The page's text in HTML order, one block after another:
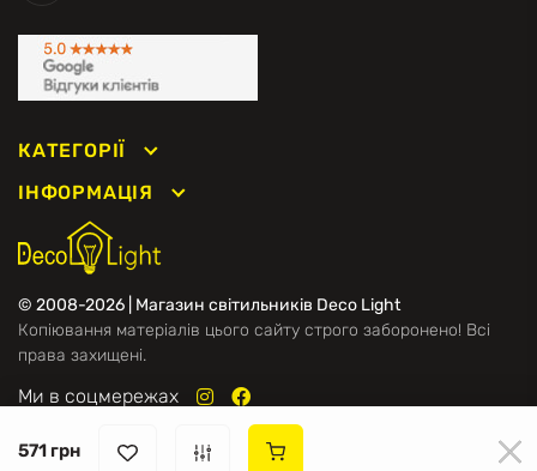
571 грн
© 2008-2026 | Магазин світильників Deco Light
Копіювання матеріалів цього сайту строго заборонено! Всі
права захищені.
Ми в соцмережах
КАТЕГОРІЇ
ІНФОРМАЦІЯ